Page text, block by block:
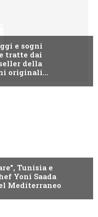
e sogni
tratte dai
della
originali...
Tunisia e
Yoni Saada
Mediterraneo